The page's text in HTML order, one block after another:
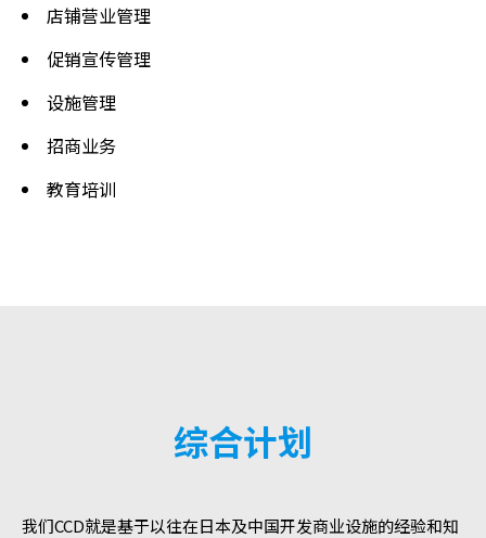
店铺营业管理
促销宣传管理
设施管理
招商业务
教育培训
综合计划
我们CCD就是基于以往在日本及中国开发商业设施的经验和知